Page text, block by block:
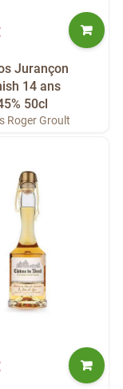
Jurançon
14 ans
50cl
Roger Groult